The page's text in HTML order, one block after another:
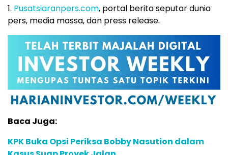
1. Pusatsiaranpers.com, portal berita seputar dunia
pers, media massa, dan press release.
Baca Juga:
KPK Buka Opsi Periksa Bobby Nasution dalam